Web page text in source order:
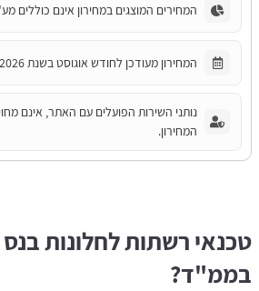
המחירים המוצגים במחירון אינם כוללים
המחירון מעודכן לחודש אוגוסט בשנת 2026.
נותני השירות הפועלים עם האתר, אינם
המחירון.
טכנאי רשתות לחלונות בנס
בממ"ד?